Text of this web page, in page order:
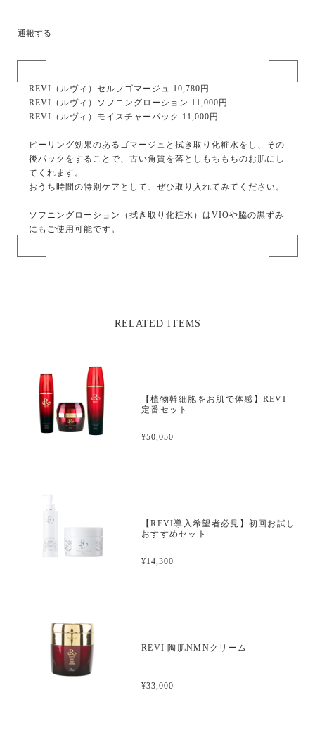
通報する
REVI（ルヴィ）セルフゴマージュ 10,780円
REVI（ルヴィ）ソフニングローション 11,000円
REVI（ルヴィ）モイスチャーパック 11,000円
ピーリング効果のあるゴマージュと拭き取り化粧水をし、その
後パックをすることで、古い角質を落としもちもちのお肌にし
てくれます。
おうち時間の特別ケアとして、ぜひ取り入れてみてください。
ソフニングローション（拭き取り化粧水）はVIOや脇の黒ずみ
にもご使用可能です。
RELATED ITEMS
【植物幹細胞をお肌で体感】REVI
定番セット
¥50,050
【REVI導入希望者必見】初回お試し
おすすめセット
¥14,300
REVI 陶肌NMNクリーム
¥33,000